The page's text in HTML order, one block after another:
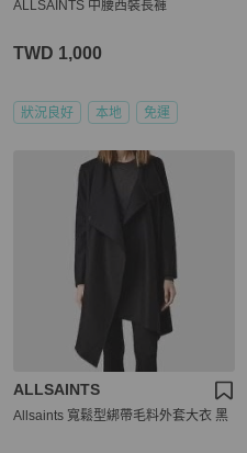
ALLSAINTS 中腰西裝長褲
TWD 1,000
狀況良好 本地 免運
ALLSAINTS
Allsaints 寬鬆型綁帶毛料外套大衣 黑